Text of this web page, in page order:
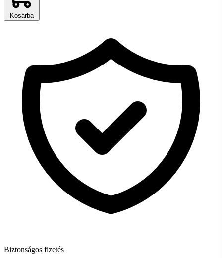
Kosárba
Biztonságos fizetés